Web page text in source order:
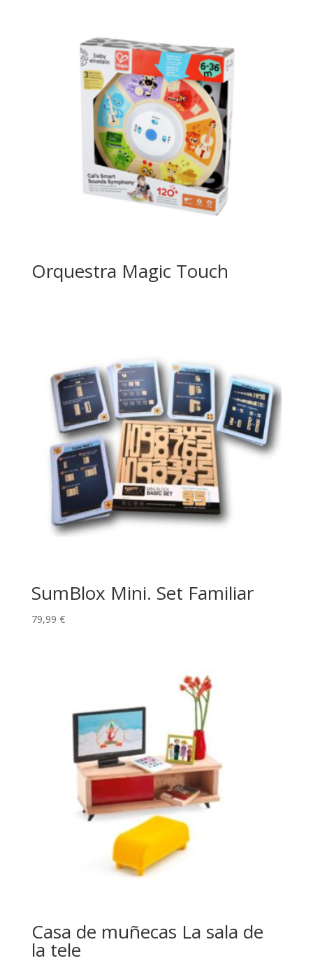
Orquestra Magic Touch
SumBlox Mini. Set Familiar
79,99 €
Casa de muñecas La sala de
la tele